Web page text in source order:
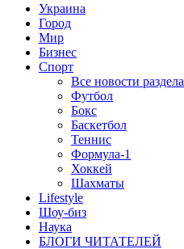
Украина
Город
Мир
Бизнес
Спорт
Все новости раздела
Футбол
Бокс
Баскетбол
Теннис
Формула-1
Хоккей
Шахматы
Lifestyle
Шоу-биз
Наука
БЛОГИ ЧИТАТЕЛЕЙ